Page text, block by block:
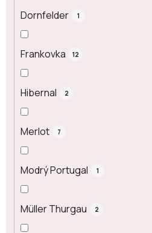
Dornfelder 1
Frankovka 12
Hibernal 2
Merlot 7
Modrý Portugal 1
Müller Thurgau 2